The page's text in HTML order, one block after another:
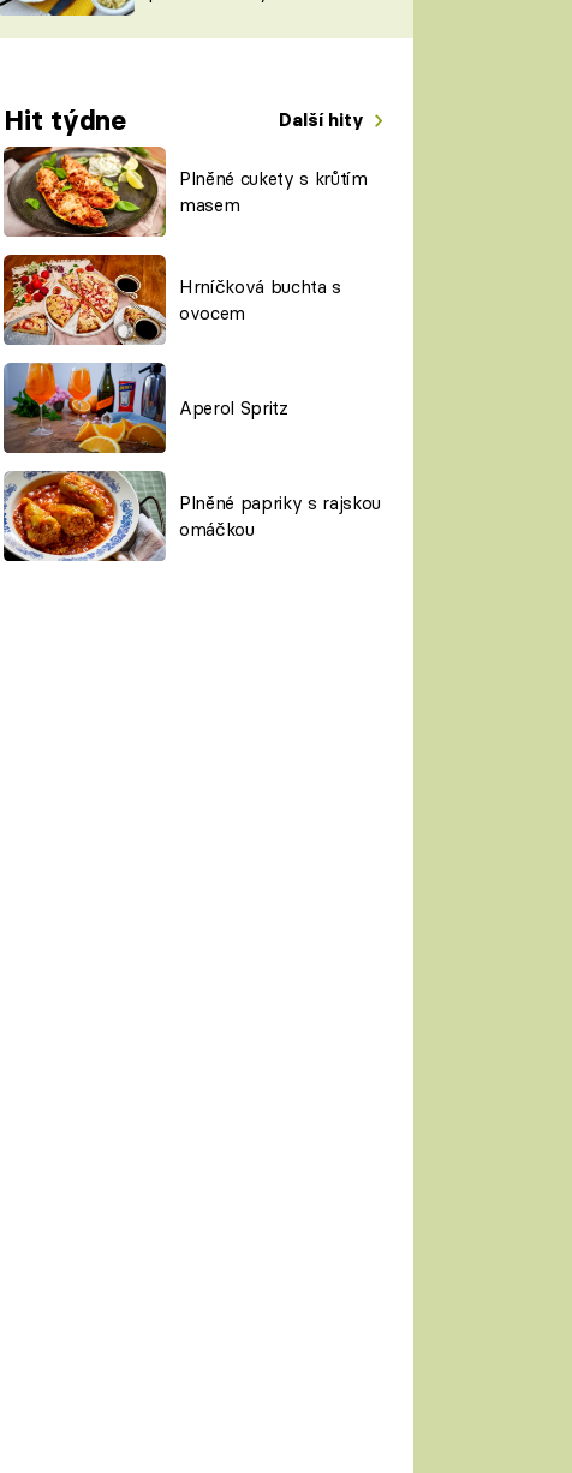
Hit týdne Další hity
Plněné cukety s krůtím
masem
Hrníčková buchta s
ovocem
Aperol Spritz
Plněné papriky s rajskou
omáčkou